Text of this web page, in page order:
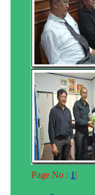
Page No : 1 |